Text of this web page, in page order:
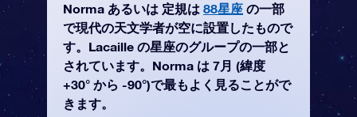
Norma あるいは 定規は 88星座 の一部
で現代の天文学者が空に設置したもので
す。Lacaille の星座のグループの一部と
されています。Norma は 7月 (緯度
+30° から -90°)で最もよく見ることがで
きます。